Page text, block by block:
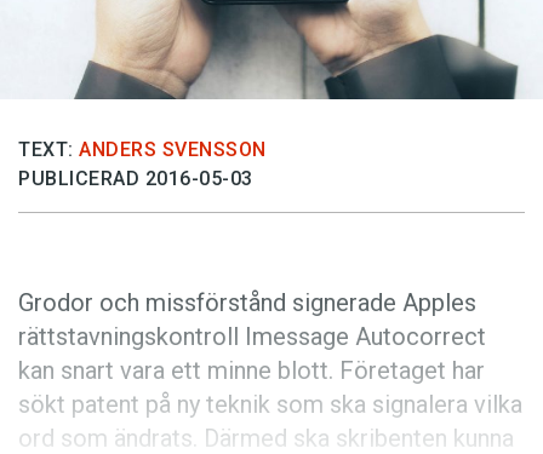
Annonsera
Prenumerera
Läs Språktidningen digitalt
Press
TEXT: ANDERS SVENSSON
PUBLICERAD 2016-05-03
Grodor och missförstånd signerade Apples
rättstavningskontroll Imessage Autocorrect
kan snart vara ett minne blott. Företaget har
sökt patent på ny teknik som ska signalera vilka
ord som ändrats. Därmed ska skribenten kunna